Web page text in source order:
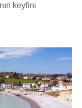
keyfini